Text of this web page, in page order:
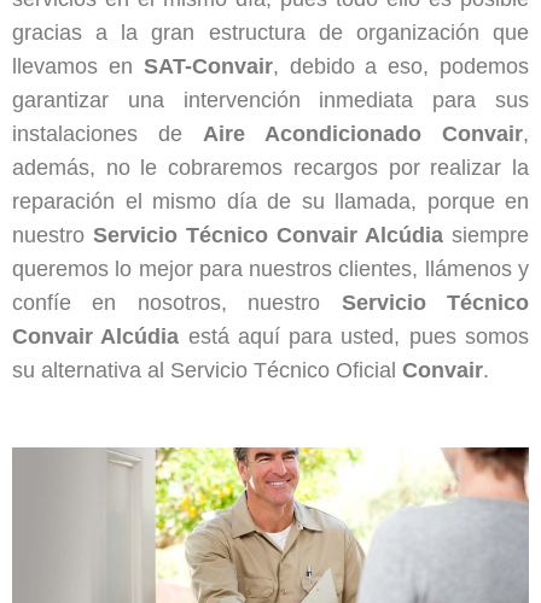
gracias a la gran estructura de organización que
llevamos en SAT-Convair, debido a eso, podemos
garantizar una intervención inmediata para sus
instalaciones de Aire Acondicionado Convair,
además, no le cobraremos recargos por realizar la
reparación el mismo día de su llamada, porque en
nuestro Servicio Técnico Convair Alcúdia siempre
queremos lo mejor para nuestros clientes, llámenos y
confíe en nosotros, nuestro Servicio Técnico
Convair Alcúdia está aquí para usted, pues somos
su alternativa al Servicio Técnico Oficial Convair.